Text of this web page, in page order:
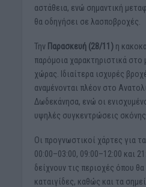
αστάθεια, ενώ σημαντική
θα οδηγήσει σε λασποβροχές.
Την Παρασκευή (28/11)η
παρόμοια χαρακτηριστικά στο
χώρας. Ιδιαίτερα ισχυρές
αναμένονται πλέον στο
Δωδεκάνησα, ενώ οι
υψηλές συγκεντρώσεις σκόνης
Οι προγνωστικοί χάρτες για
00:00–03:00, 09:00–12:00 και
δείχνουν τις περιοχές όπου
καταιγίδες, καθώς και τα